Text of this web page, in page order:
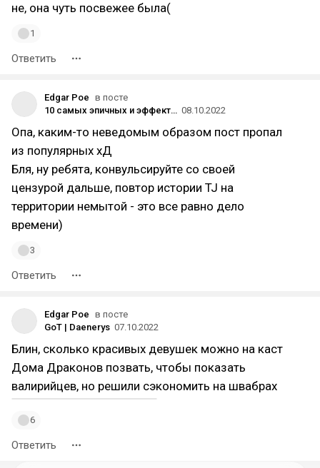
не, она чуть посвежее была(
1
Ответить
Edgar Poe в посте
10 самых эпичных и эффектных взрывов или разрушений мостов 08.10.2022
Опа, каким-то неведомым образом пост пропал
из популярных хД
Бля, ну ребята, конвульсируйте со своей
цензурой дальше, повтор истории TJ на
территории немытой - это все равно дело
времени)
3
Ответить
Edgar Poe в посте
GoT | Daenerys 07.10.2022
Блин, сколько красивых девушек можно на каст
Дома Драконов позвать, чтобы показать
валирийцев, но решили сэкономить на швабрах
6
Ответить